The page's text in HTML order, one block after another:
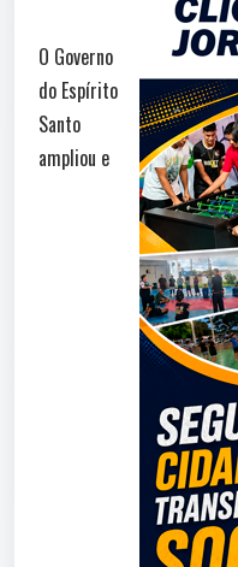
O Governo
do Espírito
Santo
ampliou e